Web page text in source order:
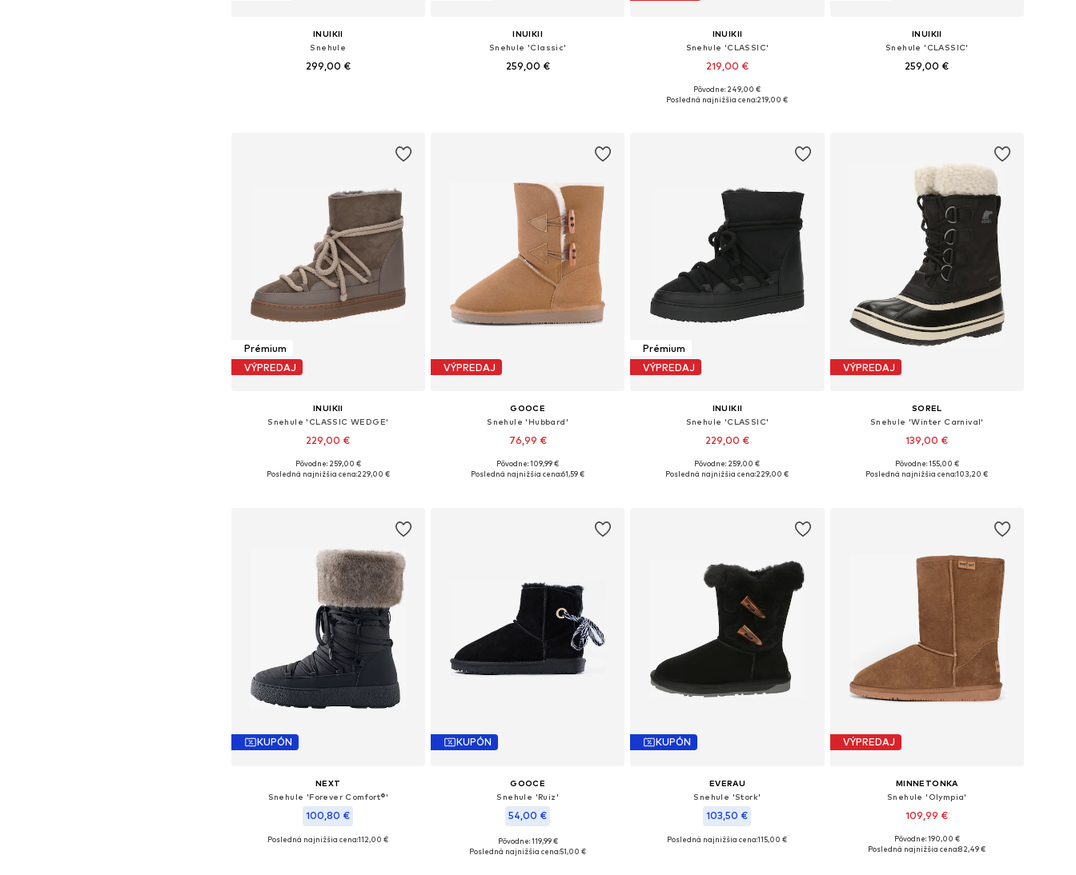
INUIKII
Snehule
299,00 €
INUIKII
Snehule 'Classic'
259,00 €
INUIKII
Snehule 'CLASSIC'
219,00 €
Dostupné v mnohých veľkostiach
Pôvodne: 249,00 €
Posledná najnižšia cena:219,00 €
INUIKII
Snehule 'CLASSIC'
259,00 €
Prémium
VÝPREDAJ
INUIKII
Snehule 'CLASSIC WEDGE'
229,00 €
Dostupné v mnohých veľkostiach
Pôvodne: 259,00 €
Posledná najnižšia cena:229,00 €
VÝPREDAJ
GOOCE
Snehule 'Hubbard'
76,99 €
Dostupné veľkosti: 36, 37, 38, 39, 40, 41
Pôvodne: 109,99 €
Posledná najnižšia cena:61,59 €
Prémium
VÝPREDAJ
INUIKII
Snehule 'CLASSIC'
229,00 €
Dostupné v mnohých veľkostiach
Pôvodne: 259,00 €
Posledná najnižšia cena:229,00 €
VÝPREDAJ
SOREL
Snehule 'Winter Carnival'
139,00 €
Dostupné v mnohých veľkostiach
Pôvodne: 155,00 €
Posledná najnižšia cena:103,20 €
KUPÓN
NEXT
Snehule 'Forever Comfort®'
100,80 €
Dostupné veľkosti: 37, 38, 39, 40, 41
Posledná najnižšia cena:112,00 €
KUPÓN
GOOCE
Snehule 'Ruiz'
54,00 €
Dostupné veľkosti: 36, 37, 38, 39, 41
Pôvodne: 119,99 €
Posledná najnižšia cena:51,00 €
KUPÓN
EVERAU
Snehule 'Stork'
103,50 €
Dostupné veľkosti: 36, 37, 38, 39, 40
Posledná najnižšia cena:115,00 €
VÝPREDAJ
MINNETONKA
Snehule 'Olympia'
109,99 €
Dostupné v mnohých veľkostiach
Pôvodne: 190,00 €
Posledná najnižšia cena:82,49 €